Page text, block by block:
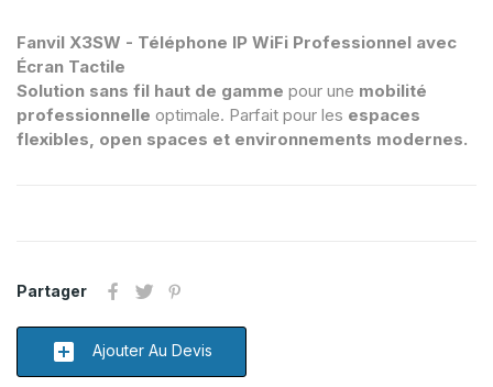
Fanvil X3SW - Téléphone IP WiFi Professionnel avec
Écran Tactile
Solution sans fil haut de gamme pour une mobilité
professionnelle optimale. Parfait pour les espaces
flexibles, open spaces et environnements modernes.
Partager
add_box Ajouter Au Devis